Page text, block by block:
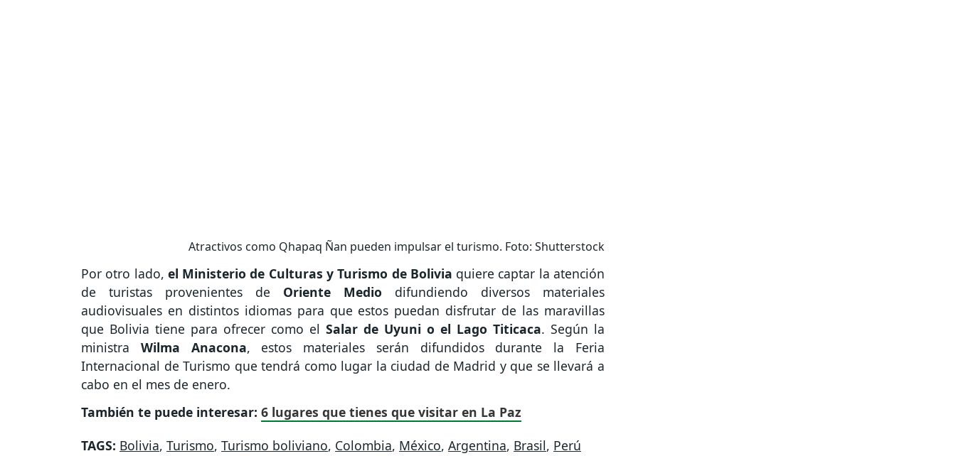
Atractivos como Qhapaq Ñan pueden impulsar el turismo. Foto: Shutterstock
Por otro lado, el Ministerio de Culturas y Turismo de Bolivia quiere captar la atención
de turistas provenientes de Oriente Medio difundiendo diversos materiales
audiovisuales en distintos idiomas para que estos puedan disfrutar de las maravillas
que Bolivia tiene para ofrecer como el Salar de Uyuni o el Lago Titicaca. Según la
ministra Wilma Anacona, estos materiales serán difundidos durante la Feria
Internacional de Turismo que tendrá como lugar la ciudad de Madrid y que se llevará a
cabo en el mes de enero.
También te puede interesar: 6 lugares que tienes que visitar en La Paz
TAGS: Bolivia, Turismo, Turismo boliviano, Colombia, México, Argentina, Brasil, Perú